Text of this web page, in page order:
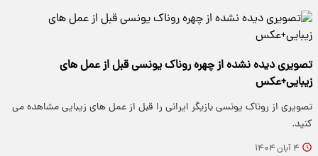
تصویری دیده نشده از چهره روناک یونسی قبل از عمل های
زیبایی+عکس
تصویری از روناک یونسی بازیگر ایرانی را قبل از عمل های زیبایی مشاهده می
کنید.
۴ آبان ۱۴۰۴